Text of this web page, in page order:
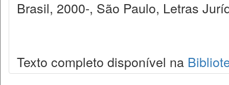
Brasil, 2000-, São Paulo, Letras
Texto completo disponível na